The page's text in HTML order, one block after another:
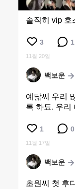
솔직히 vip 호
3 1
11월 20일
백보운
예닮씨 우리 많이
록 하됴. 우리
1 0
11월 17일
백보운
초원씨 첫 후